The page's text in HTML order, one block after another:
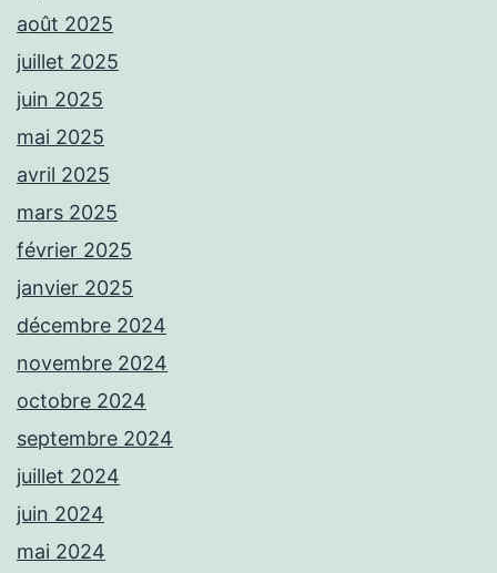
août 2025
juillet 2025
juin 2025
mai 2025
avril 2025
mars 2025
février 2025
janvier 2025
décembre 2024
novembre 2024
octobre 2024
septembre 2024
juillet 2024
juin 2024
mai 2024